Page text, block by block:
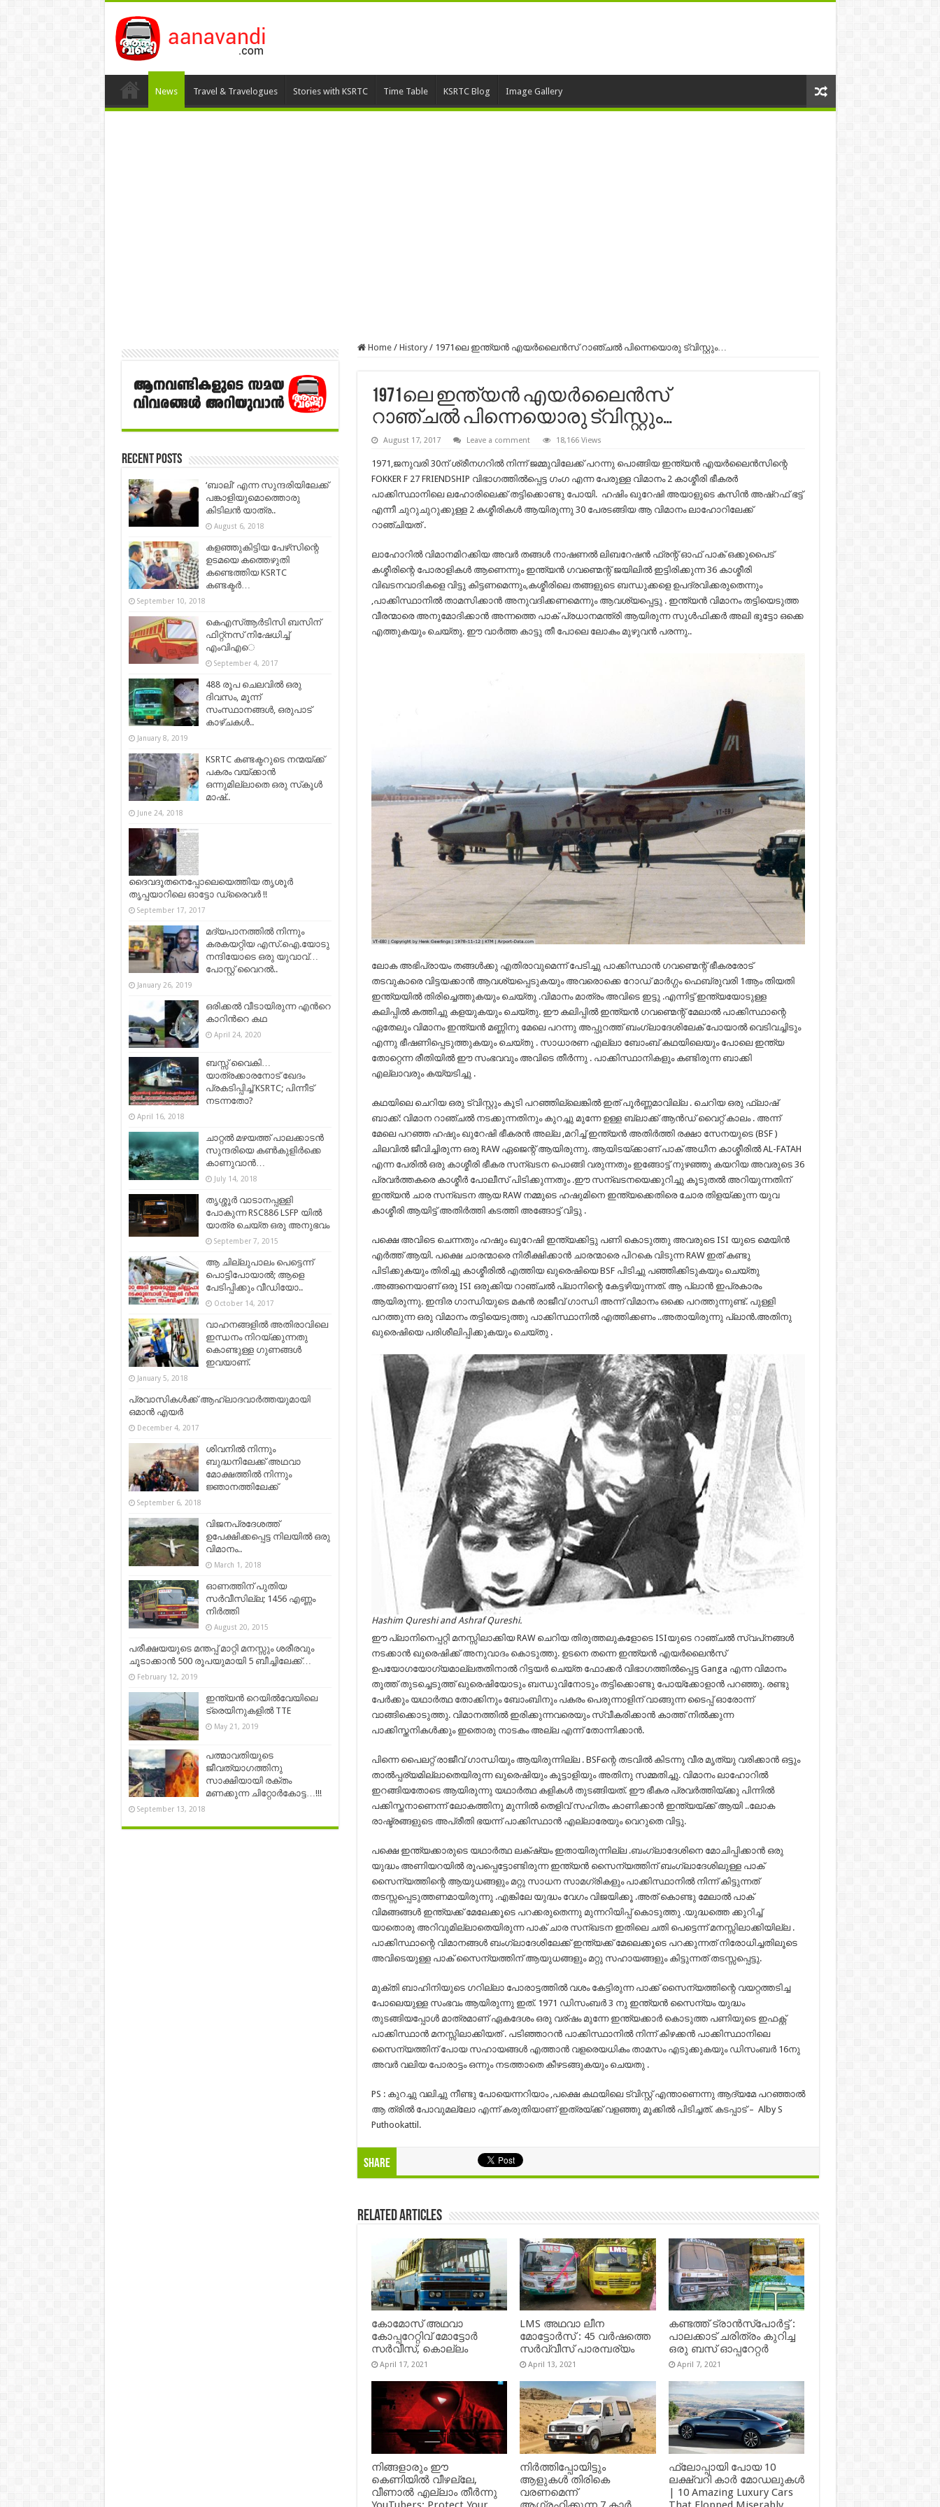
News Travel & Travelogues Stories with KSRTC Time Table KSRTC Blog Image Gallery
Home / History / 1971ലെ ഇന്ത്യന്‍ എയര്‍ലൈന്‍സ്‌ റാഞ്ചല്‍ പിന്നെയൊരു ട്വിസ്റ്റും…
1971ലെ ഇന്ത്യന്‍ എയര്‍ലൈന്‍സ്‌
റാഞ്ചല്‍ പിന്നെയൊരു ട്വിസ്റ്റും…
August 17, 2017 Leave a comment 18,166 Views
1971,ജനുവരി 30ന് ശ്രീനഗറില്‍ നിന്ന് ജമ്മുവിലേക്ക് പറന്നു പൊങ്ങിയ ഇന്ത്യന്‍ എയര്‍ലൈന്‍സിന്റെ
FOKKER F 27 FRIENDSHIP വിഭാഗത്തില്‍പ്പെട്ട ഗംഗ എന്ന പേരുള്ള വിമാനം 2 കാശ്മീരി ഭീകരര്‍
പാക്കിസ്ഥാനിലെ ലഹോരിലെക്ക് തട്ടിക്കൊണ്ടു പോയി. ഹഷിം ഖുറേഷി അയാളുടെ കസിന്‍ അഷ്‌റഫ്‌ ഭട്ട്
എന്നീ ചുറുചുറുക്കുള്ള 2 കശ്മീരികള്‍ ആയിരുന്നു 30 പേരടങ്ങിയ ആ വിമാനം ലാഹോറിലേക്ക്
റാഞ്ചിയത്‌ .
ലാഹോറില്‍ വിമാനമിറക്കിയ അവര്‍ തങ്ങള്‍ നാഷണല്‍ ലിബറേഷന്‍ ഫ്രന്റ്‌ ഓഫ് പാക്‌ ഒക്കുപൈട്
കശ്മീരിന്റെ പോരാളികള്‍ ആണെന്നും ഇന്ത്യന്‍ ഗവണ്മെന്റ് ജയിലില്‍ ഇട്ടിരിക്കുന്ന 36 കാശ്മീരി
വിഖടനവാദികളെ വിട്ടു കിട്ടണമെന്നും,കശ്മീരിലെ തങ്ങളുടെ ബന്ധുക്കളെ ഉപദ്രവിക്കരുതെന്നും
,പാക്കിസ്ഥാനില്‍ താമസിക്കാന്‍ അനുവദിക്കണമെന്നും ആവശ്യപ്പെട്ടു . ഇന്ത്യന്‍ വിമാനം തട്ടിയെടുത്ത
വീരന്മാരെ അനുമോദിക്കാന്‍ അന്നത്തെ പാക്‌ പ്രധാനമന്ത്രി ആയിരുന്ന സുള്‍ഫിക്കര്‍ അലി ഭുട്ടോ ഒക്കെ
എത്തുകയും ചെയ്തു. ഈ വാര്‍ത്ത കാട്ടു തീ പോലെ ലോകം മുഴുവന്‍ പരന്നു..
ലോക അഭിപ്രായം തങ്ങള്‍ക്കു എതിരാവുമെന്ന് പേടിച്ചു പാക്കിസ്ഥാന്‍ ഗവണ്മെന്റ് ഭീകരരോട്
തടവുകാരെ വിട്ടയക്കാന്‍ ആവശ്യപ്പെടുകയും അവരൊക്കെ റോഡ്‌ മാര്‍ഗ്ഗം ഫെബ്രുവരി 1ആം തിയതി
ഇന്ത്യയില്‍ തിരിച്ചെത്തുകയും ചെയ്തു .വിമാനം മാത്രം അവിടെ ഇട്ടു .എന്നിട്ട് ഇന്ത്യയോടുള്ള
കലിപ്പില്‍ കത്തിച്ചു കളയുകയും ചെയ്തു. ഈ കലിപ്പില്‍ ഇന്ത്യന്‍ ഗവണ്മെന്റ് മേലാല്‍ പാക്കിസ്ഥാന്റെ
ഏതേലും വിമാനം ഇന്ത്യന്‍ മണ്ണിനു മേലെ പറന്നു അപ്പുറത്ത് ബംഗ്ലാദേശിലേക് പോയാല്‍ വെടിവച്ചിടും
എന്നു ഭീഷണിപ്പെടുത്തുകയും ചെയ്തു . സാധാരണ എല്ലാ ബോംബ്‌ കഥയിലെയും പോലെ ഇന്ത്യ
തോറ്റെന്ന രീതിയില്‍ ഈ സംഭവവും അവിടെ തീര്‍ന്നു . പാക്കിസ്ഥാനികളും കണ്ടിരുന്ന ബാക്കി
എല്ലാവരും കയ്യടിച്ചു .
കഥയിലെ ചെറിയ ഒരു ട്വിസ്റ്റും കൂടി പറഞ്ഞില്ലെങ്കില്‍ ഇത് പൂര്‍ണ്ണമാവില്ല . ചെറിയ ഒരു ഫ്ലാഷ്
ബാക്ക്: വിമാന റാഞ്ചല്‍ നടക്കുന്നതിനും കുറച്ചു മുന്നേ ഉള്ള ബ്ലാക്ക്‌ ആന്‍ഡ്‌ വൈറ്റ് കാലം . അന്ന്
മേലെ പറഞ്ഞ ഹഷും ഖുറേഷി ഭീകരന്‍ അല്ല ,മറിച്ച് ഇന്ത്യന്‍ അതിര്‍ത്തി രക്ഷാ സേനയുടെ (BSF )
ചിലവില്‍ ജീവിച്ചിരുന്ന ഒരു RAW ഏജെന്റ് ആയിരുന്നു. ആയിടയ്ക്കാണ് പാക്‌ അധീന കാശ്മീരില്‍ AL-FATAH
എന്ന പേരില്‍ ഒരു കാശ്മീരി ഭീകര സന്ഖടന പൊങ്ങി വരുന്നതും ഇങ്ങോട്ട് നുഴഞ്ഞു കയറിയ അവരുടെ 36
പ്രവര്‍ത്തകരെ കാശ്മീര്‍ പോലീസ് പിടിക്കുന്നതും .ഈ സന്ഖടനയെക്കുറിച്ചു കൂടുതല്‍ അറിയുന്നതിന്
ഇന്ത്യന്‍ ചാര സന്ഖടന ആയ RAW നമ്മുടെ ഹഷുമിനെ ഇന്ത്യക്കെതിരെ ചോര തിളയ്ക്കുന്ന യുവ
കാശ്മീരി ആയിട്ട് അതിര്‍ത്തി കടത്തി അങ്ങോട്ട്‌ വിട്ടു .
പക്ഷെ അവിടെ ചെന്നതും ഹഷും ഖുറേഷി ഇന്ത്യക്കിട്ടു പണി കൊടുത്തു അവരുടെ ISI യുടെ മെയിന്‍
എര്‍ത്ത് ആയി. പക്ഷെ ചാരന്മാരെ നിരീക്ഷിക്കാന്‍ ചാരന്മാരെ പിറകെ വിടുന്ന RAW ഇത് കണ്ടു
പിടിക്കുകയും തിരിച്ചു കാശ്മീരില്‍ എത്തിയ ഖുരെഷിയെ BSF പിടിച്ചു പഞ്ഞിക്കിടുകയും ചെയ്തു
.അങ്ങനെയാണ് ഒരു ISI ഒരുക്കിയ റാഞ്ചല്‍ പ്ലാനിന്റെ കേട്ടഴിയുന്നത്. ആ പ്ലാന്‍ ഇപ്രകാരം
ആയിരുന്നു. ഇന്ദിര ഗാന്ധിയുടെ മകന്‍ രാജീവ്‌ ഗാന്ധി അന്ന് വിമാനം ഒക്കെ പറത്തുന്നുണ്ട്. പുള്ളി
പറത്തുന്ന ഒരു വിമാനം തട്ടിയെടുത്തു പാക്കിസ്ഥാനില്‍ എത്തിക്കണം ..അതായിരുന്നു പ്ലാന്‍.അതിനു
ഖുരെഷിയെ പരിശീലിപ്പിക്കുകയും ചെയ്തു .
Hashim Qureshi and Ashraf Qureshi.
ഈ പ്ലാനിനെപ്പറ്റി മനസ്സിലാക്കിയ RAW ചെറിയ തിരുത്തലുകളോടെ ISIയുടെ റാഞ്ചല്‍ സ്വപ്‌നങ്ങള്‍
നടക്കാന്‍ ഖുരെഷിക്ക് അനുവാദം കൊടുത്തു. ഉടനെ തന്നെ ഇന്ത്യന്‍ എയര്‍ലൈന്‍സ്‌
ഉപയോഗയോഗ്യമാല്ലതതിനാല്‍ റിട്ടയര്‍ ചെയ്ത ഫോക്കര്‍ വിഭാഗത്തില്‍പ്പെട്ട Ganga എന്ന വിമാനം
തൂത്ത് തുടച്ചെടുത്ത്‌ ഖുരെഷിയോടും ബന്ധുവിനോടും തട്ടിക്കൊണ്ടു പോയ്ക്കോളാന്‍ പറഞ്ഞു. രണ്ടു
പേര്‍ക്കും യഥാര്‍ത്ഥ തോക്കിനും ബോംബിനും പകരം പെരുന്നാളിന് വാങ്ങുന്ന ടൈപ്പ് ഓരോന്ന്
വാങ്ങിക്കൊടുത്തു. വിമാനത്തില്‍ ഇരിക്കുന്നവരെയും സ്വീകരിക്കാന്‍ കാത്ത് നില്‍ക്കുന്ന
പാക്കിസ്തനികള്‍ക്കും ഇതൊരു നാടകം അല്ല എന്ന് തോന്നിക്കാന്‍.
പിന്നെ പൈലറ്റ് രാജീവ്‌ ഗാന്ധിയും ആയിരുന്നില്ല . BSFന്റെ തടവില്‍ കിടന്നു വീര മൃത്യു വരിക്കാന്‍ ഒട്ടും
താല്‍പ്പര്യമില്ലാതെയിരുന്ന ഖുരെഷിയും കൂട്ടാളിയും അതിനു സമ്മതിച്ചു. വിമാനം ലാഹോറില്‍
ഇറങ്ങിയതോടെ ആയിരുന്നു യഥാര്‍ത്ഥ കളികള്‍ തുടങ്ങിയത്. ഈ ഭീകര പ്രവര്‍ത്തിയ്ക്കു പിന്നില്‍
പക്കിസ്തനാണെന്ന് ലോകത്തിനു മുന്നില്‍ തെളിവ് സഹിതം കാണിക്കാന്‍ ഇന്ത്യയ്ക്ക് ആയി ..ലോക
രാഷ്ട്രങ്ങളുടെ അപ്രീതി ഭയന്ന് പാക്കിസ്ഥാന്‍ എല്ലാരേയും വെറുതെ വിട്ടു.
പക്ഷെ ഇന്ത്യക്കാരുടെ യഥാര്‍ത്ഥ ലക്‌ഷ്യം ഇതായിരുന്നില്ല .ബംഗ്ലാദേശിനെ മോചിപ്പിക്കാന്‍ ഒരു
യുദ്ധം അണിയറയില്‍ രൂപപ്പെട്ടോണ്ടിരുന്ന ഇന്ത്യന്‍ സൈന്യത്തിന് ബംഗ്ലാദേശിലുള്ള പാക്‌
സൈന്യത്തിന്റെ ആയുധങ്ങളും മറ്റു സാധന സാമഗ്രികളും പാക്കിസ്ഥാനില്‍ നിന്ന് കിട്ടുന്നത്
തടസ്സപ്പെടുത്തണമായിരുന്നു .എങ്കിലേ യുദ്ധം വേഗം വിജയിക്കൂ .അത് കൊണ്ടു മേലാല്‍ പാക്‌
വിമങ്ങങ്ങള്‍ ഇന്ത്യക്ക് മേലേക്കൂടെ പറക്കരുതെന്നു മുന്നറിയിപ്പ് കൊടുത്തു .യുദ്ധത്തെ ക്കുറിച്ച്
യാതൊരു അറിവുമില്ലാതെയിരുന്ന പാക്‌ ചാര സന്ഖടന ഇതിലെ ചതി പെട്ടെന്ന് മനസ്സിലാക്കിയില്ല .
പാക്കിസ്ഥാന്റെ വിമാനങ്ങള്‍ ബംഗ്ലാദേശിലേക്ക് ഇന്ത്യക്ക് മേലെക്കൂടെ പറക്കുന്നത് നിരോധിച്ചതിലൂടെ
അവിടെയുള്ള പാക്‌ സൈന്യത്തിന് ആയുധങ്ങളും മറ്റു സഹായങ്ങളും കിട്ടുന്നത് തടസ്സപ്പെട്ടു.
മുക്തി ബാഹിനിയുടെ ഗറില്ലാ പോരാട്ടത്തില്‍ വശം കേട്ടിരുന്ന പാക്ക് സൈന്യത്തിന്റെ വയറ്റത്തടിച്ച
പോലെയുള്ള സംഭവം ആയിരുന്നു ഇത്. 1971 ഡിസംബര്‍ 3 നു ഇന്ത്യന്‍ സൈന്യം യുദ്ധം
തുടങ്ങിയപ്പോള്‍ മാത്രമാണ് ഏകദേശം ഒരു വര്ഷം മുന്നേ ഇന്ത്യക്കാര്‍ കൊടുത്ത പണിയുടെ ഇഫക്റ്റ്
പാക്കിസ്ഥാന്‍ മനസ്സിലാക്കിയത്‌ . പടിഞ്ഞാറന്‍ പാക്കിസ്ഥാനില്‍ നിന്ന് കിഴക്കന്‍ പാക്കിസ്ഥാനിലെ
സൈന്യത്തിന് പോയ സഹായങ്ങള്‍ എത്താന്‍ വളരെയധികം താമസം എടുക്കുകയും ഡിസംബര്‍ 16നു
അവര്‍ വലിയ പോരാട്ടം ഒന്നും നടത്താതെ കീഴടങ്ങുകയും ചെയതു .
PS : കുറച്ചു വലിച്ചു നീണ്ടു പോയെന്നറിയാം ,പക്ഷെ കഥയിലെ ട്വിസ്റ്റ്‌ എന്താണെന്നു ആദ്യമേ പറഞ്ഞാല്‍
ആ ത്രില്‍ പോവുമല്ലോ എന്ന് കരുതിയാണ് ഇത്രയ്ക്ക് വളഞ്ഞു മൂക്കില്‍ പിടിച്ചത്. കടപ്പാട് – Alby S
Puthookattil.
Share
Related Articles
കോമോസ് അഥവാ
കോപ്പറേറ്റിവ് മോട്ടോര്‍
സര്‍വീസ്, കൊല്ലം
April 17, 2021
LMS അഥവാ ലീന
മോട്ടോർസ് : 45 വർഷത്തെ
സർവ്വീസ് പാരമ്പര്യം
April 13, 2021
കണ്ടത്ത് ട്രാൻസ്‌പോർട്ട് :
പാലക്കാട് ചരിത്രം കുറിച്ച
ഒരു ബസ് ഓപ്പറേറ്റർ
April 7, 2021
നിങ്ങളാരും ഈ
കെണിയിൽ വീഴല്ലേ,
വീണാൽ എല്ലാം തീർന്നു
നിർത്തിപ്പോയിട്ടും
ആളുകൾ തിരികെ
വരണമെന്ന്
ഫ്ലോപ്പായി പോയ 10
ലക്ഷ്വറി കാർ മോഡലുകൾ
| 10 Amazing Luxury Cars
Recent Posts
‘ബാലി’ എന്ന സുന്ദരിയിലേക്ക്
പങ്കാളിയുമൊത്തൊരു
കിടിലൻ യാത്ര..
August 6, 2018
കളഞ്ഞുകിട്ടിയ പേഴ്‌സിന്റെ
ഉടമയെ കത്തെഴുതി
കണ്ടെത്തിയ KSRTC
കണ്ടക്ടർ…
September 10, 2018
കെഎസ്ആർടിസി ബസിന്
ഫിറ്റ്നസ് നിഷേധിച്ച്
എംവിഎെ
September 4, 2017
488 രൂപ ചെലവിൽ ഒരു
ദിവസം, മൂന്ന്
സംസ്ഥാനങ്ങൾ, ഒരുപാട്
കാഴ്ചകൾ..
January 8, 2019
KSRTC കണ്ടക്ടറുടെ നന്മയ്ക്ക്
പകരം വയ്ക്കാൻ
ഒന്നുമില്ലാതെ ഒരു സ്‌കൂൾ
മാഷ്..
June 24, 2018
ദൈവദൂതനെപ്പോലെയെത്തിയ തൃശൂർ
തൃപ്പയാറിലെ ഓട്ടോ ഡ്രൈവർ !!
September 17, 2017
മദ്യപാനത്തിൽ നിന്നും
കരകയറ്റിയ എസ്.ഐ.യോടു
നന്ദിയോടെ ഒരു യുവാവ്…
പോസ്റ്റ് വൈറൽ..
January 26, 2019
ഒരിക്കൽ വീടായിരുന്ന എന്‍റെ
കാറിന്‍റെ കഥ
April 24, 2020
ബസ്സ് വൈകി…
യാത്രക്കാരനോട് ഖേദം
പ്രകടിപ്പിച്ച് KSRTC; പിന്നീട്
നടന്നതോ?
April 16, 2018
ചാറ്റൽ മഴയത്ത് പാലക്കാടൻ
സുന്ദരിയെ കൺകുളിർക്കെ
കാണുവാൻ…
July 14, 2018
തൃശ്ശൂർ വാടാനപ്പള്ളി
പോകുന്ന RSC886 LSFP യിൽ
യാത്ര ചെയ്ത ഒരു അനുഭവം
September 7, 2015
ആ ചില്ലുപാലം പെട്ടെന്ന്
പൊട്ടിപോയാല്‍; ആളെ
പേടിപ്പിക്കും വീഡിയോ..
October 14, 2017
വാഹനങ്ങളില്‍ അതിരാവിലെ
ഇന്ധനം നിറയ്ക്കുന്നതു
കൊണ്ടുള്ള ഗുണങ്ങള്‍
ഇവയാണ്.
January 5, 2018
പ്രവാസികൾക്ക് ആഹ്ലാദവാർത്തയുമായി
ഒമാൻ എയർ
December 4, 2017
ശിവനിൽ നിന്നും
ബുദ്ധനിലേക്ക് അഥവാ
മോക്ഷത്തിൽ നിന്നും
ജ്ഞാനത്തിലേക്ക്
September 6, 2018
വിജനപ്രദേശത്ത്
ഉപേക്ഷിക്കപ്പെട്ട നിലയില്‍ ഒരു
വിമാനം..
March 1, 2018
ഓണത്തിന് പുതിയ
സര്‍വീസില്ല; 1456 എണ്ണം
നിര്‍ത്തി
August 20, 2015
പരീക്ഷയയുടെ മന്തപ്പ് മാറ്റി മനസ്സും ശരീരവും
ചൂടാക്കാൻ 500 രൂപയുമായി 5 ബീച്ചിലേക്ക്…
February 12, 2019
ഇന്ത്യൻ റെയിൽവേയിലെ
ട്രെയിനുകളിൽ TTE
May 21, 2019
പത്മാവതിയുടെ
ജീവത്യാഗത്തിനു
സാക്ഷിയായി രക്തം
മണക്കുന്ന ചിറ്റോർകോട്ട…!!!
September 13, 2018